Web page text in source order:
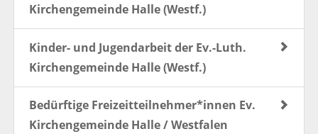
Kirchengemeinde Halle (Westf.)
Kinder- und Jugendarbeit der Ev.-Luth.
Kirchengemeinde Halle (Westf.)
Bedürftige Freizeitteilnehmer*innen Ev.
Kirchengemeinde Halle / Westfalen